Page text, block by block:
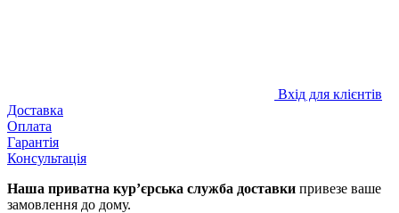
Вхід для клієнтів
Доставка
Оплата
Гарантія
Консультація
Наша приватна курʼєрська служба доставки привезе ваше
замовлення до дому.